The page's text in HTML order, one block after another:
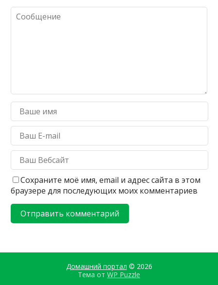
Сохраните моё имя, email и адрес сайта в этом
браузере для последующих моих комментариев
Домашний портал © 2026
Тема от WP Puzzle